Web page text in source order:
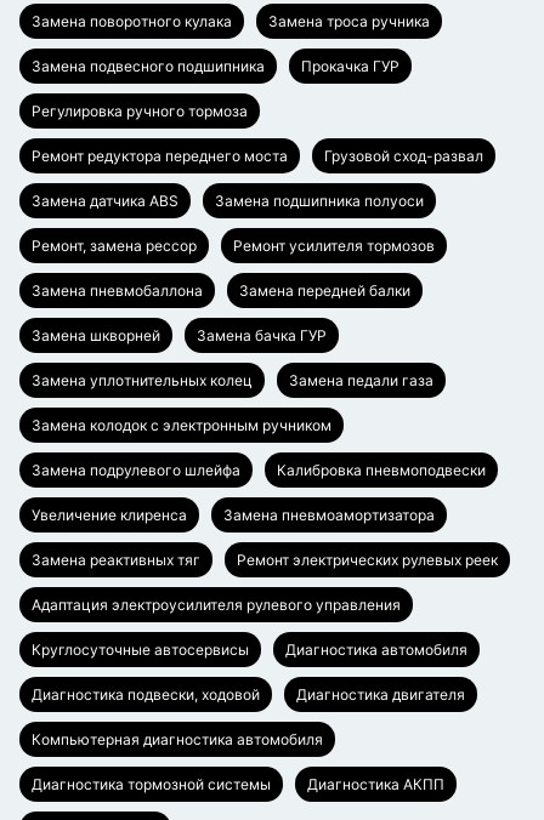
Замена поворотного кулака Замена троса ручника
Замена подвесного подшипника Прокачка ГУР
Регулировка ручного тормоза
Ремонт редуктора переднего моста Грузовой сход-развал
Замена датчика ABS Замена подшипника полуоси
Ремонт, замена рессор Ремонт усилителя тормозов
Замена пневмобаллона Замена передней балки
Замена шкворней Замена бачка ГУР
Замена уплотнительных колец Замена педали газа
Замена колодок с электронным ручником
Замена подрулевого шлейфа Калибровка пневмоподвески
Увеличение клиренса Замена пневмоамортизатора
Замена реактивных тяг Ремонт электрических рулевых реек
Адаптация электроусилителя рулевого управления
Круглосуточные автосервисы Диагностика автомобиля
Диагностика подвески, ходовой Диагностика двигателя
Компьютерная диагностика автомобиля
Диагностика тормозной системы Диагностика АКПП